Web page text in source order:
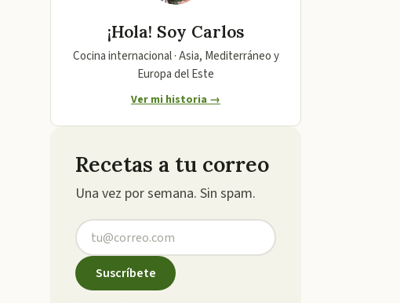
¡Hola! Soy Carlos
Cocina internacional · Asia, Mediterráneo y
Europa del Este
Ver mi historia →
Recetas a tu correo
Una vez por semana. Sin spam.
Suscríbete